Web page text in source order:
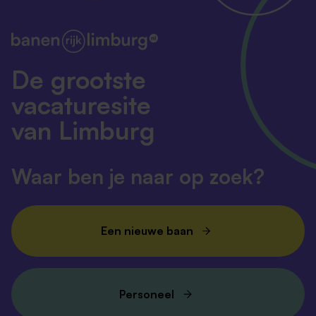
De grootste
vacaturesite
van Limburg
Waar ben je naar op zoek?
Een nieuwe baan
Personeel